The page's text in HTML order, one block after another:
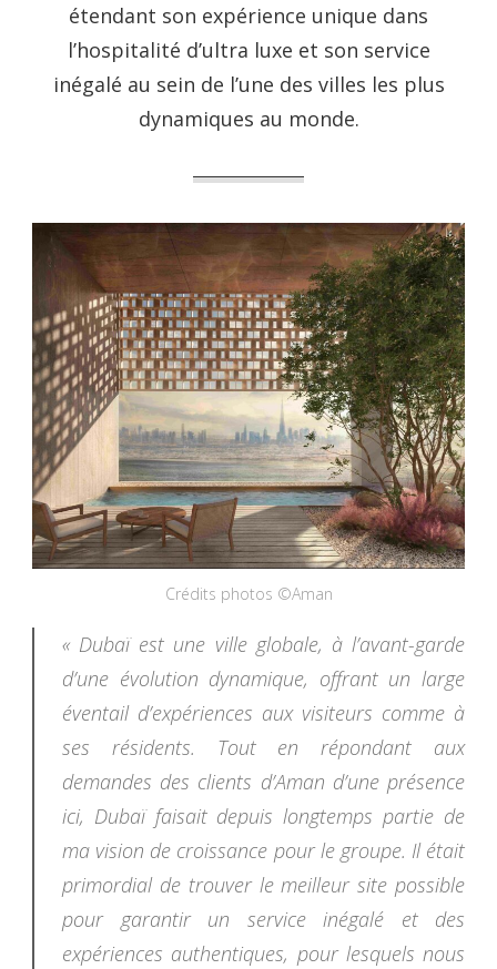
étendant son expérience unique dans
l’hospitalité d’ultra luxe et son service
inégalé au sein de l’une des villes les plus
dynamiques au monde.
Crédits photos ©Aman
« Dubaï est une ville globale, à l’avant-garde
d’une évolution dynamique, offrant un large
éventail d’expériences aux visiteurs comme à
ses résidents. Tout en répondant aux
demandes des clients d’Aman d’une présence
ici, Dubaï faisait depuis longtemps partie de
ma vision de croissance pour le groupe. Il était
primordial de trouver le meilleur site possible
pour garantir un service inégalé et des
expériences authentiques, pour lesquels nous